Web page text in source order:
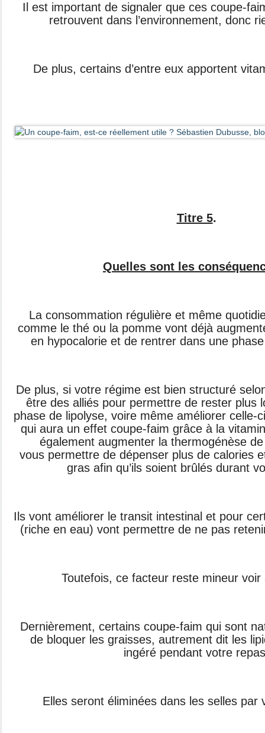
Il est important de signaler que ces coupe-
retrouvent dans l’environnement, donc
De plus, certains d’entre eux apportent
Titre 5.
Quelles sont les
La consommation régulière et même
comme le thé ou la pomme vont déjà
en hypocalorie et de rentrer dans une
De plus, si votre régime est bien structuré
être des alliés pour permettre de rester plus
phase de lipolyse, voire même améliorer celle-
qui aura un effet coupe-faim grâce à la
également augmenter la thermogénèse
vous permettre de dépenser plus de calories
gras afin qu’ils soient brûlés durant
Ils vont améliorer le transit intestinal et pour
(riche en eau) vont permettre de ne pas
Toutefois, ce facteur reste mineur voir
Dernièrement, certains coupe-faim qui sont
de bloquer les graisses, autrement dit les
ingéré pendant votre
Elles seront éliminées dans les selles par